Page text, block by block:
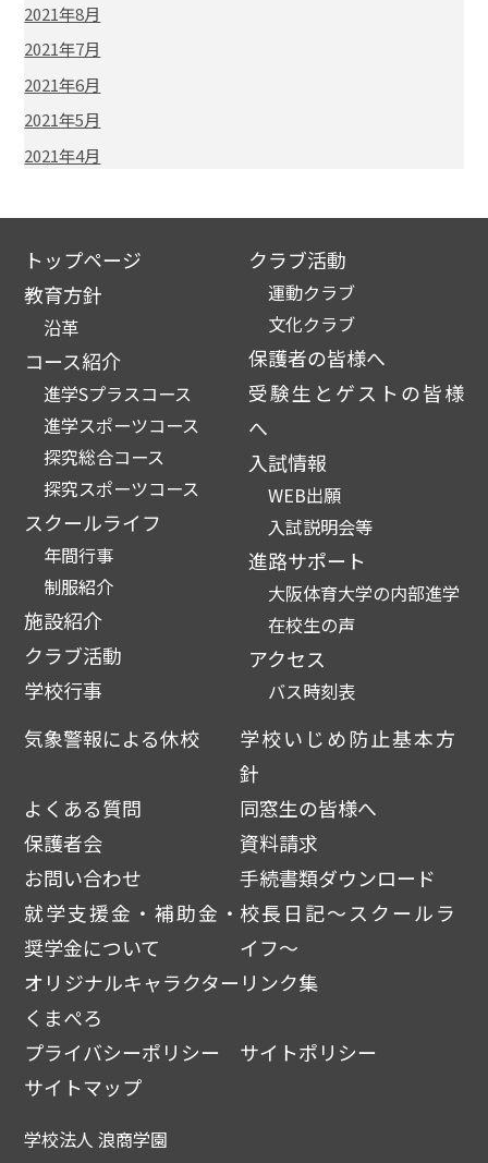
2021年8月
2021年7月
2021年6月
2021年5月
2021年4月
トップページ
教育方針
沿革
コース紹介
進学Sプラスコース
進学スポーツコース
探究総合コース
探究スポーツコース
スクールライフ
年間行事
制服紹介
施設紹介
クラブ活動
学校行事
クラブ活動
運動クラブ
文化クラブ
保護者の皆様へ
受験生とゲストの皆様
へ
入試情報
WEB出願
入試説明会等
進路サポート
大阪体育大学の内部進学
在校生の声
アクセス
バス時刻表
気象警報による休校
学校いじめ防止基本方
針
よくある質問
同窓生の皆様へ
保護者会
資料請求
お問い合わせ
手続書類ダウンロード
就学支援金・補助金・
奨学金について
校長日記～スクールラ
イフ～
オリジナルキャラクター
くまぺろ
リンク集
プライバシーポリシー
サイトポリシー
サイトマップ
学校法人 浪商学園